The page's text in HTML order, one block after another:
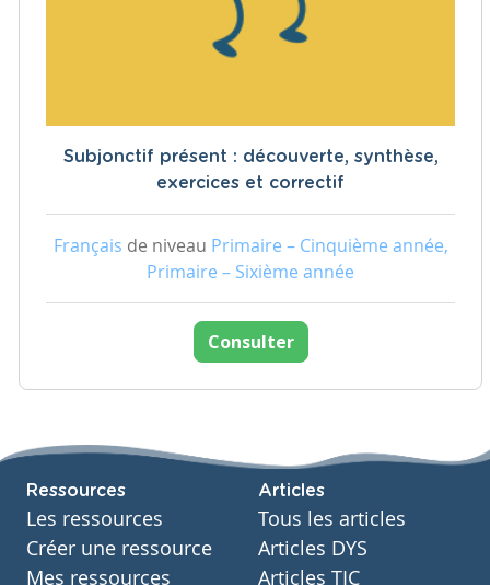
Subjonctif présent : découverte, synthèse,
exercices et correctif
Français de niveau Primaire – Cinquième année,
Primaire – Sixième année
Consulter
Ressources
Les ressources
Créer une ressource
Mes ressources
Articles
Tous les articles
Articles DYS
Articles TIC